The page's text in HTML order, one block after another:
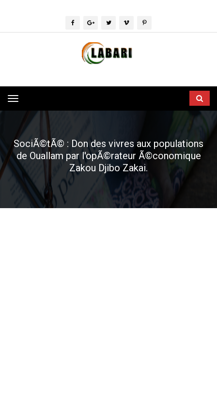
Toggle
navigation
SociÃ©tÃ© : Don des vivres aux populations
de Ouallam par l'opÃ©rateur Ã©conomique
Zakou Djibo Zakai.